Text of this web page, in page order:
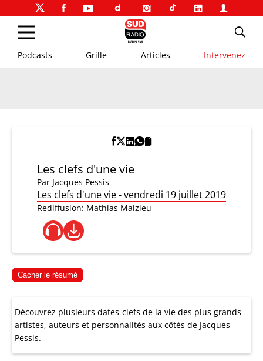
Podcasts Grille Articles Intervenez
Les clefs d'une vie
Par Jacques Pessis
Les clefs d'une vie - vendredi 19 juillet 2019
Rediffusion: Mathias Malzieu
Cacher le résumé
Découvrez plusieurs dates-clefs de la vie des plus grands
artistes, auteurs et personnalités aux côtés de Jacques
Pessis.